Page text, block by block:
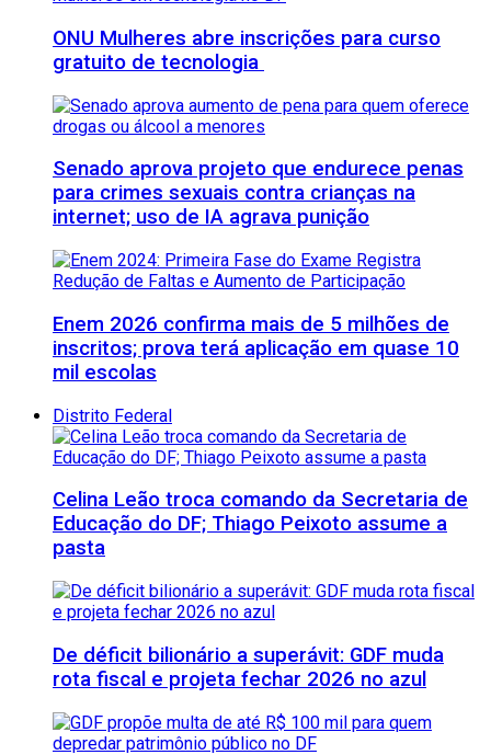
ONU Mulheres abre inscrições para curso
gratuito de tecnologia
Senado aprova projeto que endurece penas
para crimes sexuais contra crianças na
internet; uso de IA agrava punição
Enem 2026 confirma mais de 5 milhões de
inscritos; prova terá aplicação em quase 10
mil escolas
Distrito Federal
Celina Leão troca comando da Secretaria de
Educação do DF; Thiago Peixoto assume a
pasta
De déficit bilionário a superávit: GDF muda
rota fiscal e projeta fechar 2026 no azul